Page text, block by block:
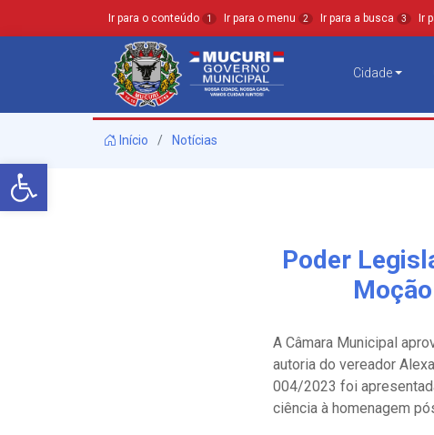
Barra de Ferramentas Aberta
Ir para o conteúdo 1 Ir para o menu 2 Ir para a busca 3 Ir
Cidade
Início Notícias
Poder
A Câmara Municipal
autoria do vereador
004/2023 foi
ciência à homenagem